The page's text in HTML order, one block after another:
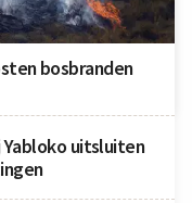
bosbranden
uitsluiten